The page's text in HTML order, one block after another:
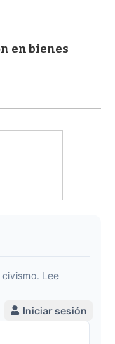
en bienes